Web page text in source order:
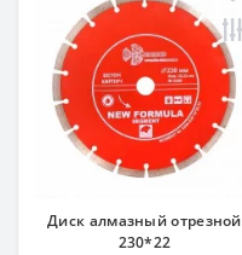
Диск алмазный отрезной
230*22